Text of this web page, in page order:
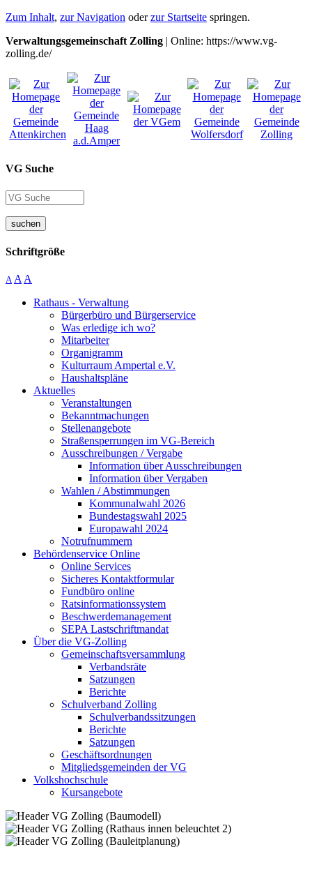
Zum Inhalt, zur Navigation oderzur Startseite springen.
Verwaltungsgemeinschaft Zolling | Online: https://www.vg-
zolling.de/
VG Suche
suchen
Schriftgröße
A A A
Rathaus - Verwaltung
Bürgerbüro und Bürgerservice
Was erledige ich wo?
Mitarbeiter
Organigramm
Kulturraum Ampertal e.V.
Haushaltspläne
Aktuelles
Veranstaltungen
Bekanntmachungen
Stellenangebote
Straßensperrungen im VG-Bereich
Ausschreibungen / Vergabe
Information über Ausschreibungen
Information über Vergaben
Wahlen / Abstimmungen
Kommunalwahl 2026
Bundestagswahl 2025
Europawahl 2024
Notrufnummern
Behördenservice Online
Online Services
Sicheres Kontaktformular
Fundbüro online
Ratsinformationssystem
Beschwerdemanagement
SEPA Lastschriftmandat
Über die VG-Zolling
Gemeinschaftsversammlung
Verbandsräte
Satzungen
Berichte
Schulverband Zolling
Schulverbandssitzungen
Berichte
Satzungen
Geschäftsordnungen
Mitgliedsgemeinden der VG
Volkshochschule
Kursangebote